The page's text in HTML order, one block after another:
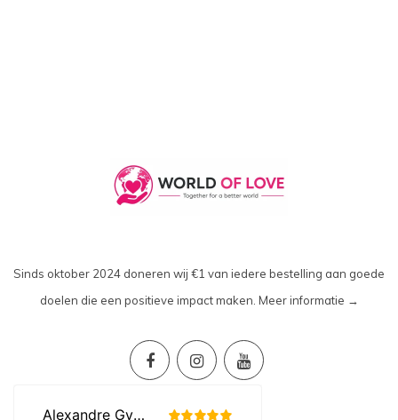
Sinds oktober 2024 doneren wij €1 van iedere bestelling aan goede
doelen die een positieve impact maken. Meer informatie →